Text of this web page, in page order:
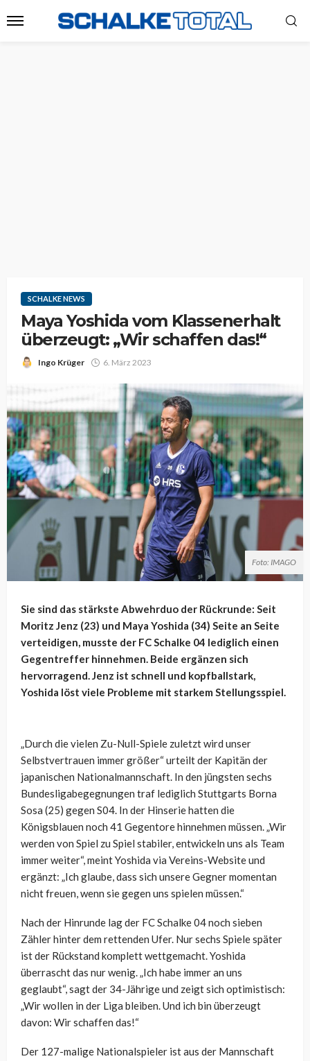
SCHALKE NEWS
Maya Yoshida vom Klassenerhalt
überzeugt: „Wir schaffen das!“
Ingo Krüger 6. März 2023
Foto: IMAGO
Sie sind das stärkste Abwehrduo der Rückrunde: Seit
Moritz Jenz (23) und Maya Yoshida (34) Seite an Seite
verteidigen, musste der FC Schalke 04 lediglich einen
Gegentreffer hinnehmen. Beide ergänzen sich
hervorragend. Jenz ist schnell und kopfballstark,
Yoshida löst viele Probleme mit starkem Stellungsspiel.
„Durch die vielen Zu-Null-Spiele zuletzt wird unser
Selbstvertrauen immer größer“ urteilt der Kapitän der
japanischen Nationalmannschaft. In den jüngsten sechs
Bundesligabegegnungen traf lediglich Stuttgarts Borna
Sosa (25) gegen S04. In der Hinserie hatten die
Königsblauen noch 41 Gegentore hinnehmen müssen. „Wir
werden von Spiel zu Spiel stabiler, entwickeln uns als Team
immer weiter“, meint Yoshida via Vereins-Website und
ergänzt: „Ich glaube, dass sich unsere Gegner momentan
nicht freuen, wenn sie gegen uns spielen müssen.“
Nach der Hinrunde lag der FC Schalke 04 noch sieben
Zähler hinter dem rettenden Ufer. Nur sechs Spiele später
ist der Rückstand komplett wettgemacht. Yoshida
überrascht das nur wenig. „Ich habe immer an uns
geglaubt“, sagt der 34-Jährige und zeigt sich optimistisch:
„Wir wollen in der Liga bleiben. Und ich bin überzeugt
davon: Wir schaffen das!“
Der 127-malige Nationalspieler ist aus der Mannschaft